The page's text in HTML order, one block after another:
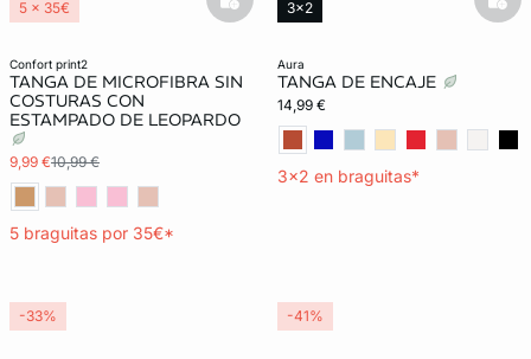
confort print2
TANGA DE MICROFIBRA SIN
COSTURAS CON
ESTAMPADO DE LEOPARDO
9,99 €10,99 €
5 braguitas por 35€*
5 x 35€
basketfull
aura
TANGA DE ENCAJE
14,99 €
3x2 en braguitas*
3x2
-33% -41%